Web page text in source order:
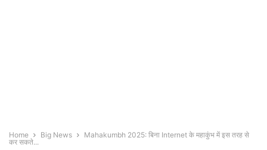
Home Big News
Mahakumbh 2025: बिना Internet के महाकुंभ में इस तरह से
कर सकते...